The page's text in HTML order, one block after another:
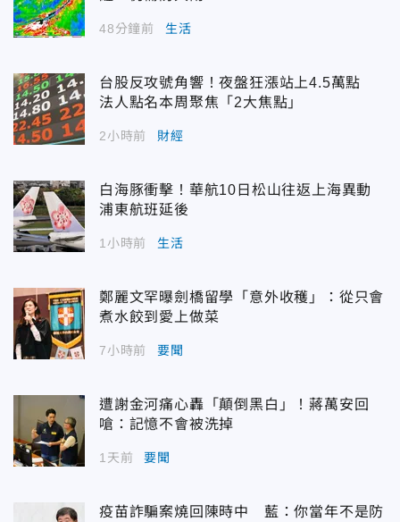
48分鐘前 生活
台股反攻號角響！夜盤狂漲站上4.5萬點
法人點名本周聚焦「2大焦點」
2小時前 財經
白海豚衝擊！華航10日松山往返上海異動
浦東航班延後
1小時前 生活
鄭麗文罕曝劍橋留學「意外收穫」：從只會
煮水餃到愛上做菜
7小時前 要聞
遭謝金河痛心轟「顛倒黑白」！蔣萬安回
嗆：記憶不會被洗掉
1天前 要聞
疫苗詐騙案燒回陳時中 藍：你當年不是防